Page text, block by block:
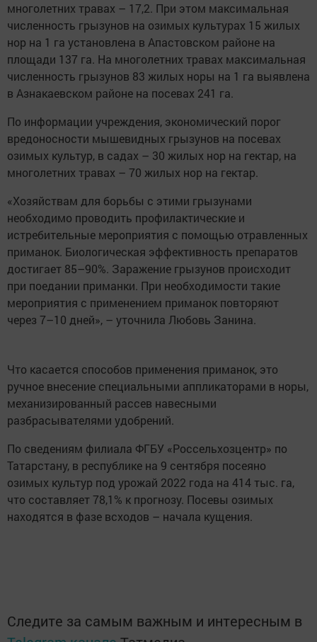
многолетних травах – 17,2. При этом максимальная
численность грызунов на озимых культурах 15 жилых
нор на 1 га установлена в Апастовском районе на
площади 137 га. На многолетних травах максимальная
численность грызунов 83 жилых норы на 1 га выявлена
в Азнакаевском районе на посевах 241 га.
По информации учреждения, экономический порог
вредоносности мышевидных грызунов на посевах
озимых культур, в садах – 30 жилых нор на гектар, на
многолетних травах – 70 жилых нор на гектар.
«Хозяйствам для борьбы с этими грызунами
необходимо проводить профилактические и
истребительные мероприятия с помощью отравленных
приманок. Биологическая эффективность препаратов
достигает 85–90%. Заражение грызунов происходит
при поедании приманки. При необходимости такие
мероприятия с применением приманок повторяют
через 7–10 дней», – уточнила Любовь Занина.
Что касается способов применения приманок, это
ручное внесение специальными аппликаторами в норы,
механизированный рассев навесными
разбрасывателями удобрений.
По сведениям филиала ФГБУ «Россельхозцентр» по
Татарстану, в республике на 9 сентября посеяно
озимых культур под урожай 2022 года на 414 тыс. га,
что составляет 78,1% к прогнозу. Посевы озимых
находятся в фазе всходов – начала кущения.
Следите за самым важным и интересным в